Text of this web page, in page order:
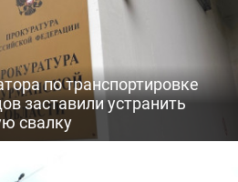
по транспортировке
заставили устранить
свалку